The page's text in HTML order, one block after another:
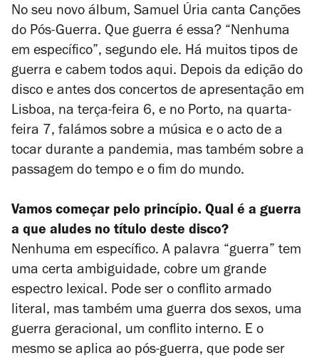
No seu novo álbum, Samuel Úria canta Canções
do Pós-Guerra. Que guerra é essa? “Nenhuma
em específico”, segundo ele. Há muitos tipos de
guerra e cabem todos aqui. Depois da edição do
disco e antes dos concertos de apresentação em
Lisboa, na terça-feira 6, e no Porto, na quarta-
feira 7, falámos sobre a música e o acto de a
tocar durante a pandemia, mas também sobre a
passagem do tempo e o fim do mundo.
Vamos começar pelo princípio. Qual é a guerra
a que aludes no título deste disco?
Nenhuma em específico. A palavra “guerra” tem
uma certa ambiguidade, cobre um grande
espectro lexical. Pode ser o conflito armado
literal, mas também uma guerra dos sexos, uma
guerra geracional, um conflito interno. E o
mesmo se aplica ao pós-guerra, que pode ser